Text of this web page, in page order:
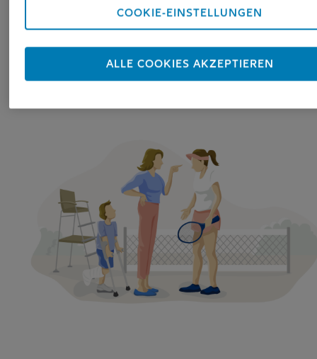
Rechtsberatung – Ein Bus soll geleast
doch niemand kann beurteilen, ob der
Leasingvertrag ungewöhnliche Klauseln
enthält.
COOKIE-EINSTELLUNGEN
ALLE COOKIES AKZEPTIEREN